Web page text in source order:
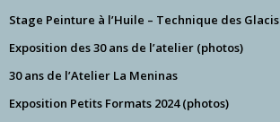
Stage Peinture à l’Huile – Technique des Glacis
Exposition des 30 ans de l’atelier (photos)
30 ans de l’Atelier La Meninas
Exposition Petits Formats 2024 (photos)